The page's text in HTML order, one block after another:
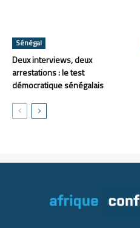
Sénégal
Deux interviews, deux
arrestations : le test
démocratique sénégalais